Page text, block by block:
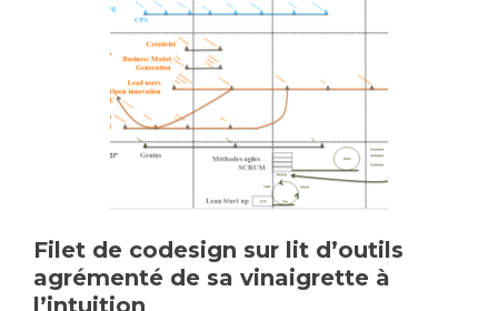
Filet de codesign sur lit d’outils
agrémenté de sa vinaigrette à
l’intuition